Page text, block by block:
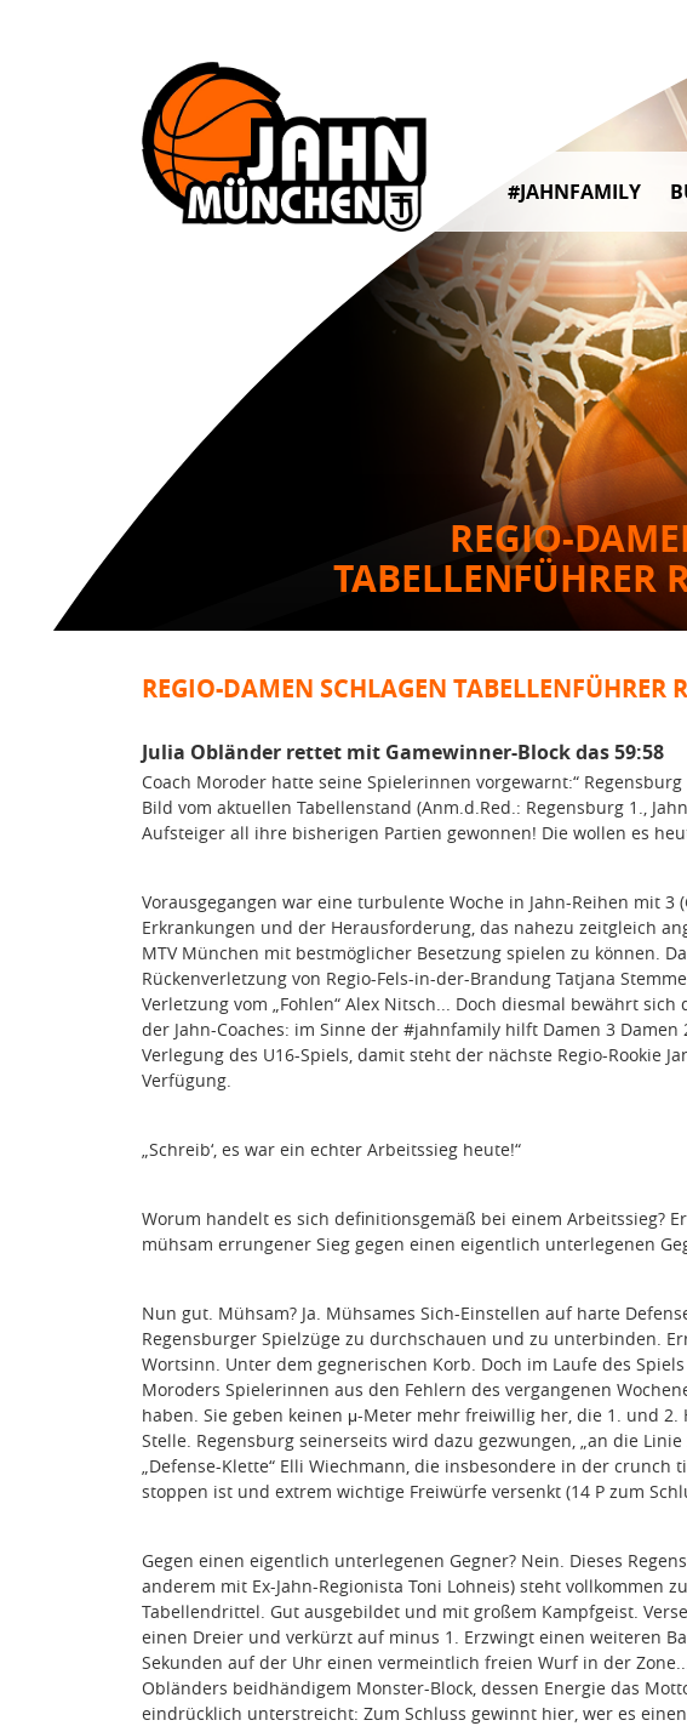
#JAHNFAMILY
REGIO-
TABELLENFÜHRER
REGIO-DAMEN SCHLAGEN TABELLENFÜHRER
Julia Obländer rettet mit Gamewinner-Block das 59:58
Coach Moroder hatte seine Spielerinnen vorgewarnt:“
Bild vom aktuellen Tabellenstand (Anm.d.Red.: Regensburg 1.,
Aufsteiger all ihre bisherigen Partien gewonnen! Die wollen es
Vorausgegangen war eine turbulente Woche in Jahn-Reihen mit 3
Erkrankungen und der Herausforderung, das nahezu zeitgleich
MTV München mit bestmöglicher Besetzung spielen zu können.
Rückenverletzung von Regio-Fels-in-der-Brandung Tatjana
Verletzung vom „Fohlen“ Alex Nitsch... Doch diesmal bewährt
der Jahn-Coaches: im Sinne der #jahnfamily hilft Damen 3 Damen
Verlegung des U16-Spiels, damit steht der nächste Regio-Rookie
Verfügung.
„Schreib‘, es war ein echter Arbeitssieg heute!“
Worum handelt es sich definitionsgemäß bei einem Arbeitssieg?
mühsam errungener Sieg gegen einen eigentlich unterlegenen
Nun gut. Mühsam? Ja. Mühsames Sich-Einstellen auf harte
Regensburger Spielzüge zu durchschauen und zu unterbinden.
Wortsinn. Unter dem gegnerischen Korb. Doch im Laufe des
Moroders Spielerinnen aus den Fehlern des vergangenen
haben. Sie geben keinen μ-Meter mehr freiwillig her, die 1. und
Stelle. Regensburg seinerseits wird dazu gezwungen, „an die
„Defense-Klette“ Elli Wiechmann, die insbesondere in der crunch
stoppen ist und extrem wichtige Freiwürfe versenkt (14 P zum
Gegen einen eigentlich unterlegenen Gegner? Nein. Dieses
anderem mit Ex-Jahn-Regionista Toni Lohneis) steht vollkommen
Tabellendrittel. Gut ausgebildet und mit großem Kampfgeist.
einen Dreier und verkürzt auf minus 1. Erzwingt einen weiteren
Sekunden auf der Uhr einen vermeintlich freien Wurf in der
Obländers beidhändigem Monster-Block, dessen Energie das
eindrücklich unterstreicht: Zum Schluss gewinnt hier, wer es einen